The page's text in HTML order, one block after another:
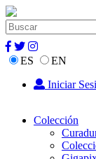
ES
EN
Iniciar
Colección